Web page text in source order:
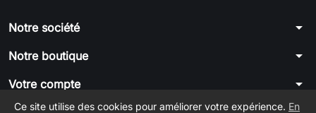
Ce site utilise des cookies pour améliorer votre expérience. En
Notre société arrow_drop_down
Notre boutique arrow_drop_down
Votre compte arrow_drop_down